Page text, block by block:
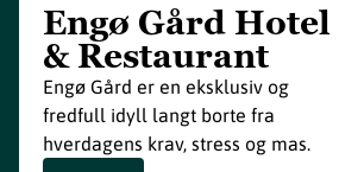
Engø Gård Hotel
& Restaurant
Engø Gård er en eksklusiv og
fredfull idyll langt borte fra
hverdagens krav, stress og mas.